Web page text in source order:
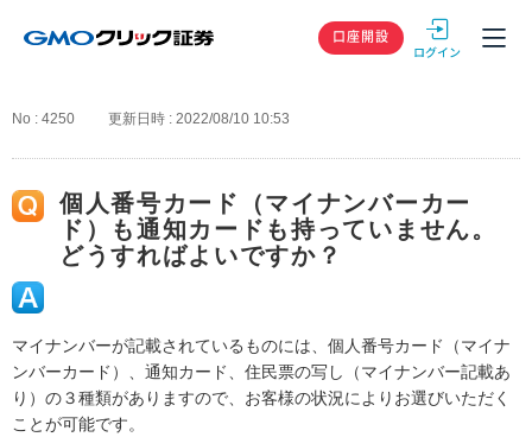
GMOクリック
口座開設
No : 4250 更新日時 : 2022/08/10 10:53
個人番号カード（マイナンバーカー
ド）も通知カードも持っていません。
どうすればよいですか？
マイナンバーが記載されているものには、個人番号カード（マイナ
ンバーカード）、通知カード、住民票の写し（マイナンバー記載あ
り）の３種類がありますので、お客様の状況によりお選びいただく
ことが可能です。